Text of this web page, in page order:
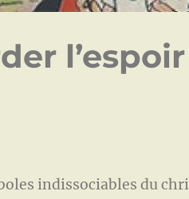
indissociables du